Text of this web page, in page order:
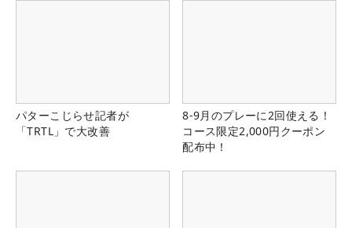
パターこじらせ記者が
「TRTL」で大改善
8-9月のプレーに2回使える！
コース限定2,000円クーポン
配布中！